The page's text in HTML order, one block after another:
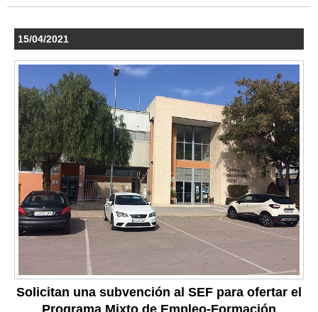
15/04/2021
Solicitan una subvención al SEF para ofertar el
Programa Mixto de Empleo-Formación